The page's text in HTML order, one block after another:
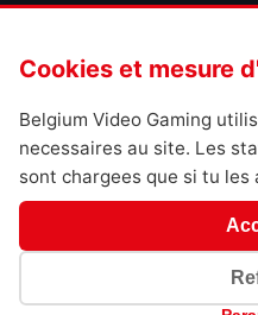
Cookies et mesure
Belgium Video Gaming
necessaires au site. Les
sont chargees que si tu les